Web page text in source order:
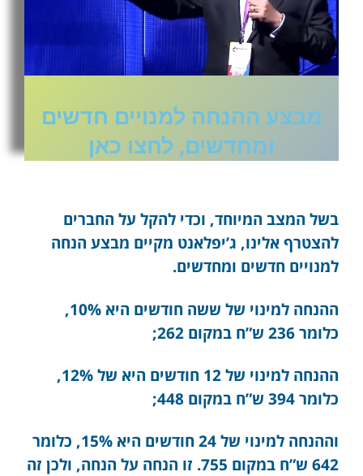
מבצע ההנחה למנויים חדשים
ומחדשים, לחצו כאן
בשל המצב המיוחד, וכדי להקל על החברים
להצטרף אלינו, ג’יפלאנט מקיים מבצע הנחה
למנויים חדשים ומחדשים.
ההנחה למינוי של ששה חודשים היא 10%,
כלומר 236 ש”ח במקום 262;
ההנחה למינוי של 12 חודשים היא של 12%,
כלומר 394 ש”ח במקום 448;
וההנחה למינוי של 24 חודשים היא 15%, כלומר
642 ש”ח במקום 755. זו הנחה על הנחה, ולכן זה